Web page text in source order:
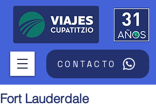
CONTACTO
Fort Lauderdale